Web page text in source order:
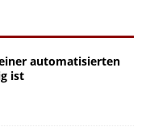
automatisierten
ist